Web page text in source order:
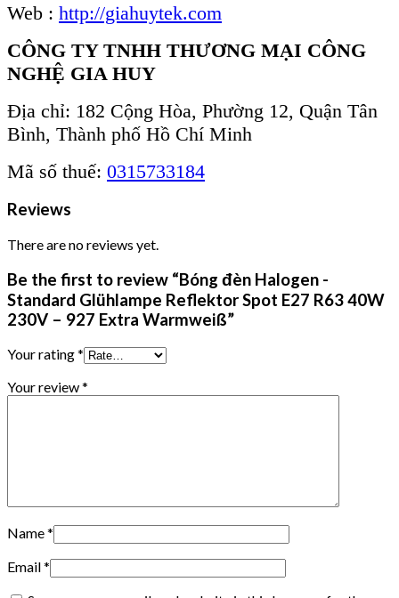
Web : http://giahuytek.com
CÔNG TY TNHH THƯƠNG MẠI CÔNG
NGHỆ GIA HUY
Địa chỉ: 182 Cộng Hòa, Phường 12, Quận Tân
Bình, Thành phố Hồ Chí Minh
Mã số thuế: 0315733184
Reviews
There are no reviews yet.
Be the first to review “Bóng đèn Halogen -
Standard Glühlampe Reflektor Spot E27 R63 40W
230V – 927 Extra Warmweiß”
Your rating*
Your review*
Name*
Email*